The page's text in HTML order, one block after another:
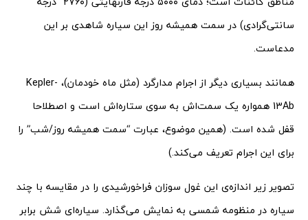
سانتی‌گرادی) در سمت همیشه روز این سیاره شاهدی بر این
مدعاست.
همانند بسیاری دیگر از اجرام مدارگرد (مثل ماه خودمان)، Kepler-
13Ab همواره یک سمت‌اش به سوی ستاره‌اش است و اصطلاحا
قفل شده است. (همین موضوع، عبارت “سمت همیشه روز/شب” را
برای این اجرام تعریف می‌کند.)
تصویر زیر اندازه‌ی این غول سوزان فراخورشیدی را در مقایسه با چند
سیاره در منظومه شمسی به نمایش می‌گذارد. سیاره‌ای شش برابر